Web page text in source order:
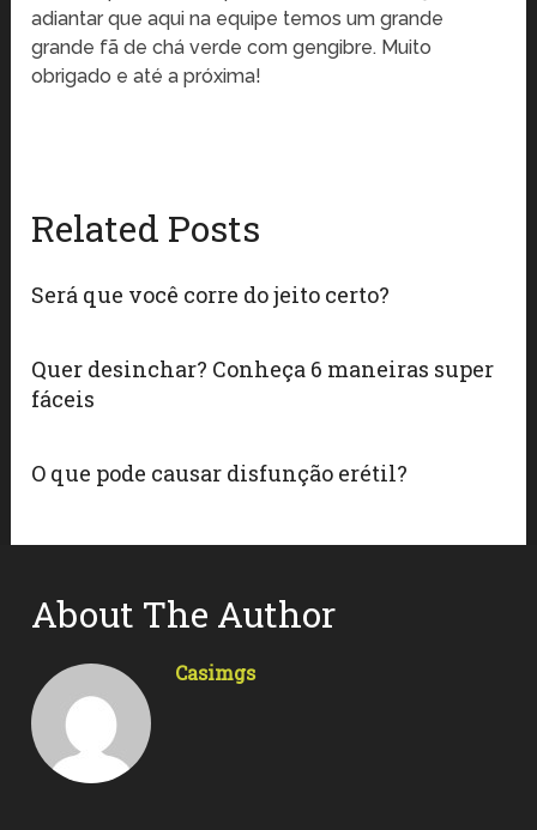
adiantar que aqui na equipe temos um grande
grande fã de chá verde com gengibre. Muito
obrigado e até a próxima!
Related Posts
Será que você corre do jeito certo?
Quer desinchar? Conheça 6 maneiras super
fáceis
O que pode causar disfunção erétil?
About The Author
Casimgs